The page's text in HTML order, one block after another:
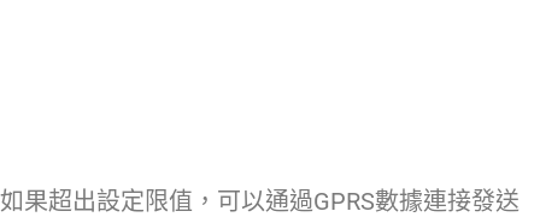
如果超出設定限值，可以通過GPRS數據連接發送